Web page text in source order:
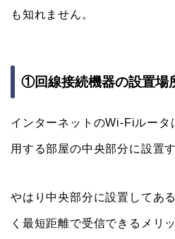
も知れません。
①回線接続機器の設置場
インターネットのWi-Fiルータ
用する部屋の中央部分に設置
やはり中央部分に設置してあ
く最短距離で受信できるメリ